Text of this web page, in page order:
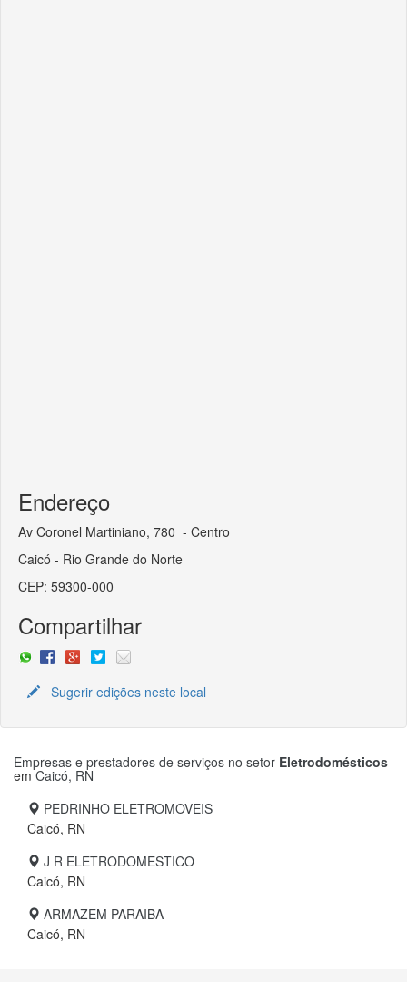
Endereço
Av Coronel Martiniano, 780 - Centro
Caicó - Rio Grande do Norte
CEP: 59300-000
Compartilhar
Sugerir edições neste local
Empresas e prestadores de serviços no setor Eletrodomésticos
emCaicó, RN
PEDRINHO ELETROMOVEIS
Caicó, RN
J R ELETRODOMESTICO
Caicó, RN
ARMAZEM PARAIBA
Caicó, RN